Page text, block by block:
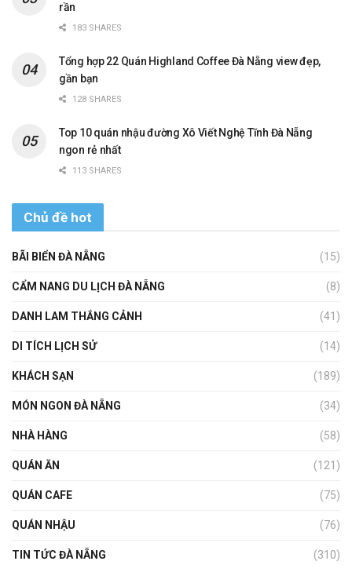
rần
183 SHARES
Tổng hợp 22 Quán Highland Coffee Đà Nẵng view đẹp,
gần bạn
128 SHARES
Top 10 quán nhậu đường Xô Viết Nghệ Tĩnh Đà Nẵng
ngon rẻ nhất
113 SHARES
Chủ đề hot
BÃI BIỂN ĐÀ NẴNG (15)
CẨM NANG DU LỊCH ĐÀ NẴNG (8)
DANH LAM THẮNG CẢNH (41)
DI TÍCH LỊCH SỬ (14)
KHÁCH SẠN (189)
MÓN NGON ĐÀ NẴNG (34)
NHÀ HÀNG (58)
QUÁN ĂN (121)
QUÁN CAFE (75)
QUÁN NHẬU (76)
TIN TỨC ĐÀ NẴNG (310)